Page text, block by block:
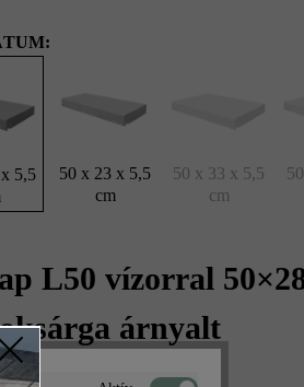
5,5
50 x 23 x 5,5
cm
50 x 33 x 5,5
cm
L50 vízorral
árnyalt